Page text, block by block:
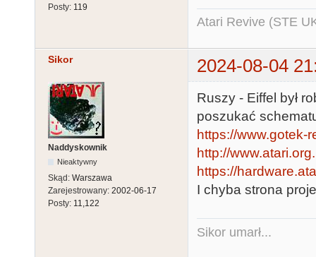
Posty: 119
Atari Revive (STE
Sikor 2024-08-04
Naddyskownik
Nieaktywny
Skąd: Warszawa
Zarejestrowany: 2002-06-17
Posty: 11,122
Ruszy - Eiffel był
poszukać
https://www.gotek-
http://
https://
I chyba strona
Sikor umarł...